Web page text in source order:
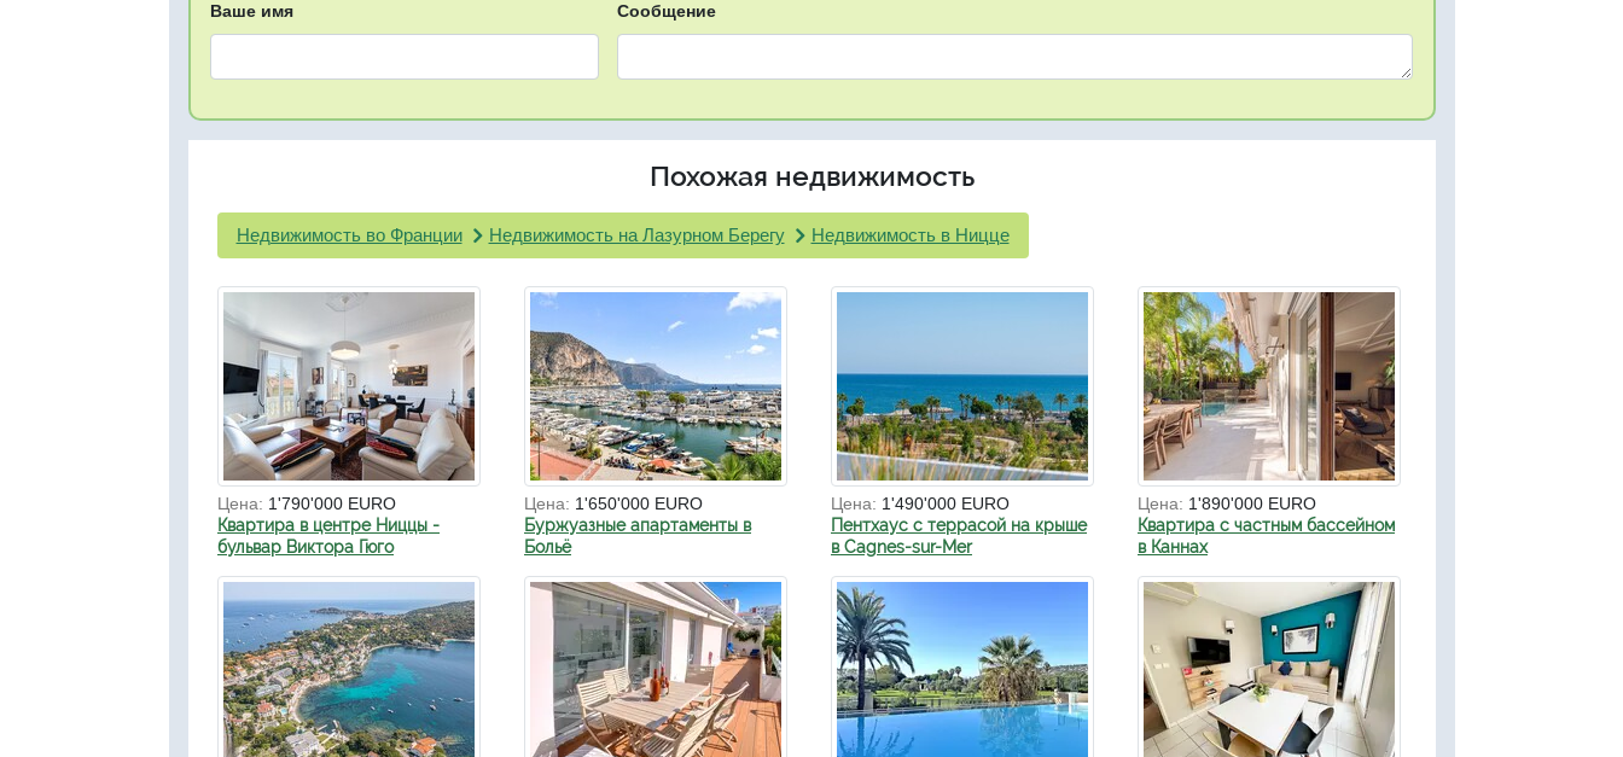
Ваше имя Сообщение
Похожая недвижимость
Недвижимость во Франции Недвижимость на Лазурном Берегу Недвижимость в Ницце
Цена: 1'790'000 EURO
Квартира в центре Ниццы -
бульвар Виктора Гюго
Цена: 1'650'000 EURO
Буржуазные апартаменты в
Больё
Цена: 1'490'000 EURO
Пентхаус с террасой на крыше
в Cagnes-sur-Mer
Цена: 1'890'000 EURO
Квартира с частным бассейном
в Каннах